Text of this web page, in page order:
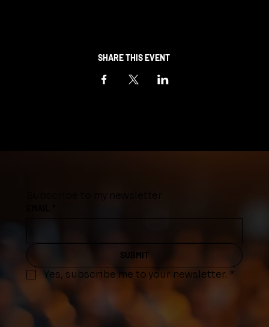
SHARE THIS EVENT
Subscribe to my newsletter
SUBMIT
Yes, subscribe me to your newsletter. *